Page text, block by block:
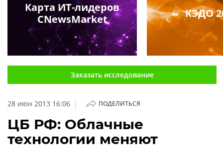
Компании
обзоры
О
проекте
CNews
Конференции
Техника
Заказать исследование
28 июн 2013 16:06 | ПОДЕЛИТЬСЯ
ЦБ РФ: Облачные
технологии меняют
Карта ИТ-лидеров
CNewsMarket
КЭДО